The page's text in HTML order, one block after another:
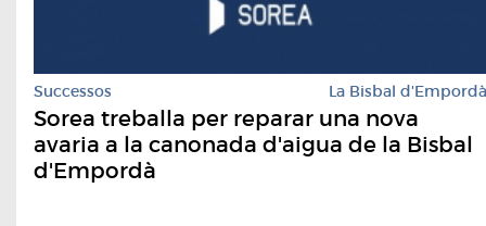
Successos La Bisbal d'Empordà
Sorea treballa per reparar una nova
avaria a la canonada d'aigua de la Bisbal
d'Empordà